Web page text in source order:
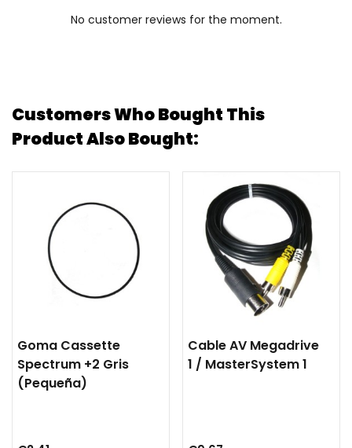
No customer reviews for the moment.
Customers Who Bought This
Product Also Bought:
Goma Cassette
Spectrum +2 Gris
(pequeña)
Cable AV Megadrive
1 / MasterSystem 1